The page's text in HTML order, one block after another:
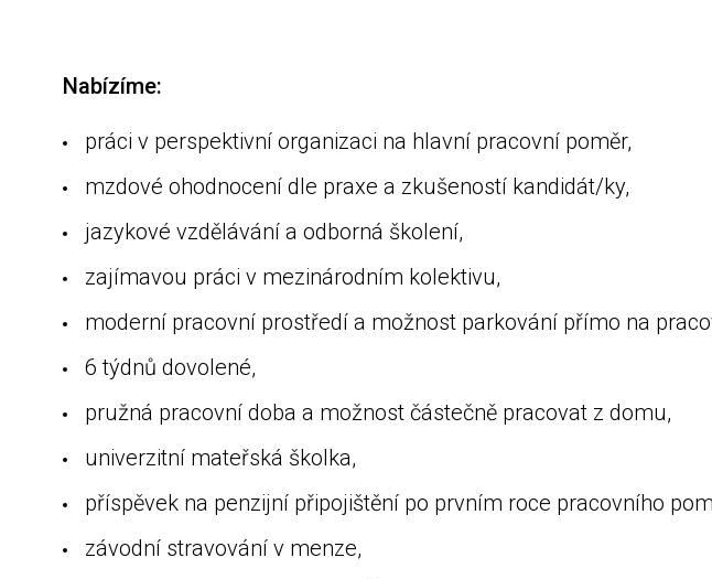
Nabízíme:
práci v perspektivní organizaci na hlavní pracovní poměr,
mzdové ohodnocení dle praxe a zkušeností kandidát/ky,
jazykové vzdělávání a odborná školení,
zajímavou práci v mezinárodním kolektivu,
moderní pracovní prostředí a možnost parkování přímo na
6 týdnů dovolené,
pružná pracovní doba a možnost částečně pracovat z domu,
univerzitní
příspěvek na penzijní
závodní stravování v menze,